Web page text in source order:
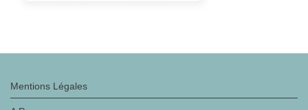
Mentions Légales